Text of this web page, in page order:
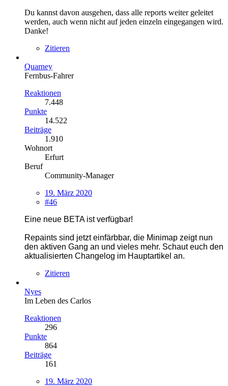
Du kannst davon ausgehen, dass alle reports weiter geleitet
werden, auch wenn nicht auf jeden einzeln eingegangen wird.
Danke!
Zitieren
Quarney
Fernbus-Fahrer
Reaktionen
7.448
Punkte
14.522
Beiträge
1.910
Wohnort
Erfurt
Beruf
Community-Manager
19. März 2020
#46
Eine neue BETA ist verfügbar!
Repaints sind jetzt einfärbbar, die Minimap zeigt nun
den aktiven Gang an und vieles mehr. Schaut euch den
aktualisierten Changelog im Hauptartikel an.
Zitieren
Nyes
Im Leben des Carlos
Reaktionen
296
Punkte
864
Beiträge
161
19. März 2020